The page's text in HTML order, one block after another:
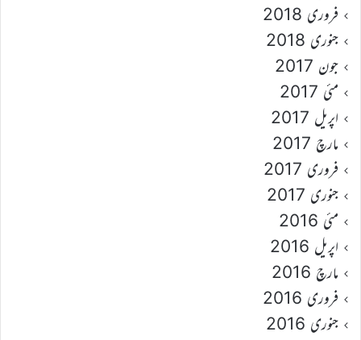
فروری 2018
جنوری 2018
جون 2017
مئی 2017
اپریل 2017
مارچ 2017
فروری 2017
جنوری 2017
مئی 2016
اپریل 2016
مارچ 2016
فروری 2016
جنوری 2016